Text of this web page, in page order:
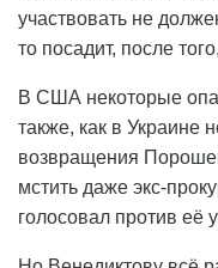
участвовать не
то посадит, после
В США некоторые
также, как в Украине
возвращения
мстить даже экс-
голосовал против её